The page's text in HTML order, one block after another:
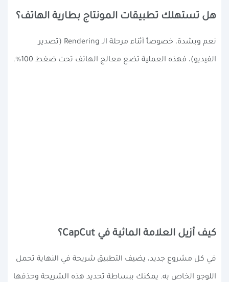
هل تستهلك تطبيقات المونتاج بطارية الهاتف؟
نعم وبشدة، خصوصاً أثناء مرحلة الـ Rendering (تصدير
الفيديو)، فهذه العملية تضع معالج الهاتف تحت ضغط 100%.
كيف أزيل العلامة المائية في CapCut؟
في كل مشروع جديد، يضيف التطبيق شريحة في النهاية تحمل
اللوجو الخاص به. يمكنك ببساطة تحديد هذه الشريحة وحذفها